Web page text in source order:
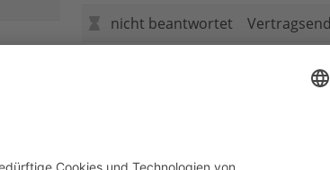
nicht beantwortet
Mehr als
Gedruckte